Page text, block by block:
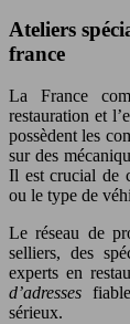
Ateliers
france
La France
restauration et
possèdent les
sur des
Il est crucial de
ou le type de
Le réseau de
selliers, des
experts en
d’adresses
sérieux.